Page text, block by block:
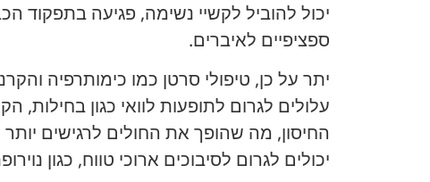
יכול להוביל לקשיי נשימה, פגיעה בתפקוד
ספציפיים לאיברים.
יתר על כן, טיפולי סרטן כמו כימותרפיה
עלולים לגרום לתופעות לוואי כגון
החיסון, מה שהופך את החולים לרגישים יותר
יכולים לגרום לסיבוכים ארוכי טווח, כגון